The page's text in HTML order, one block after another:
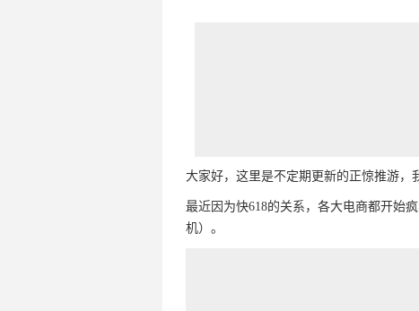
大家好，这里是不定期更新的正惊推游，
最近因为快618的关系，各大电商都开始
机）。